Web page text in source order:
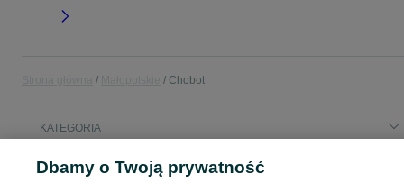
Chobot
KATEGORIA
Popularne wyszukiwania
Dbamy o Twoją prywatność